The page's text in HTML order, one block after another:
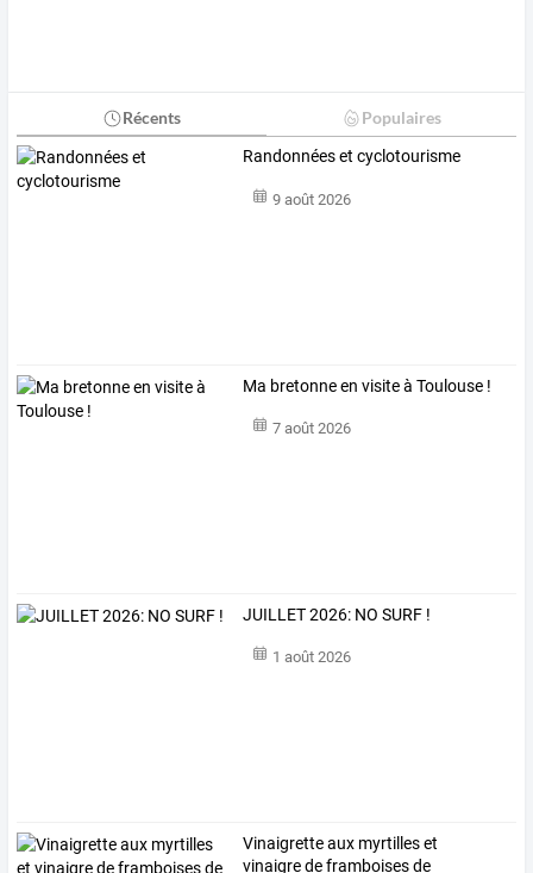
Récents Populaires
Randonnées et cyclotourisme
9 août 2026
Ma bretonne en visite à Toulouse !
7 août 2026
JUILLET 2026: NO SURF !
1 août 2026
Vinaigrette aux myrtilles et
vinaigre de framboises de